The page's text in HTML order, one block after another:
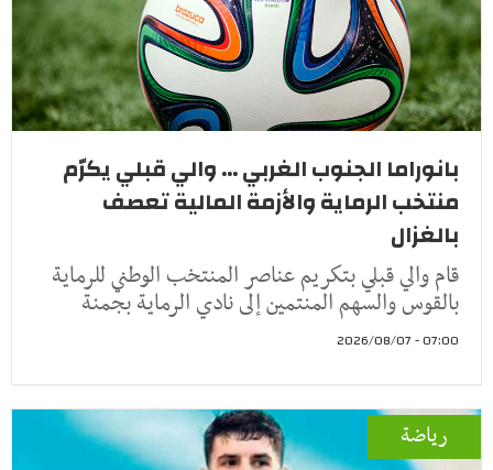
بانوراما الجنوب الغربي ... والي قبلي يكرّم
منتخب الرماية والأزمة المالية تعصف
بالغزال
قام والي قبلي بتكريم عناصر المنتخب الوطني للرماية
بالقوس والسهم المنتمين إلى نادي الرماية بجمنة
07:00 - 2026/08/07
رياضة